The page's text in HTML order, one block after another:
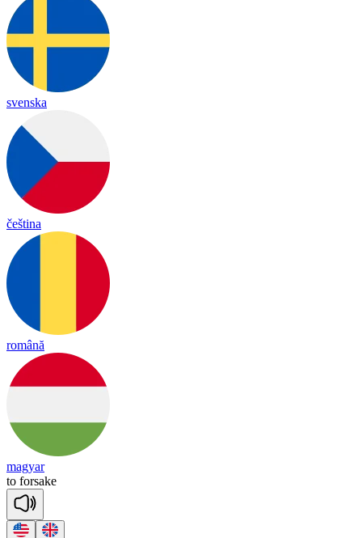
svenska
čeština
română
magyar
to forsake